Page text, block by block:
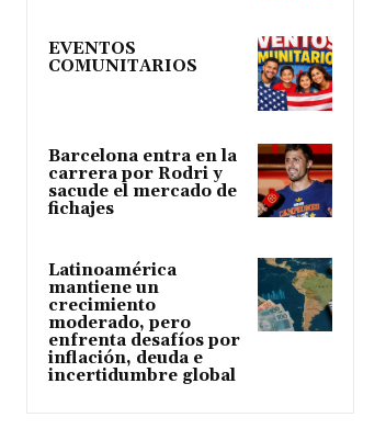
EVENTOS
COMUNITARIOS
Barcelona entra en la
carrera por Rodri y
sacude el mercado de
fichajes
Latinoamérica
mantiene un
crecimiento
moderado, pero
enfrenta desafíos por
inflación, deuda e
incertidumbre global